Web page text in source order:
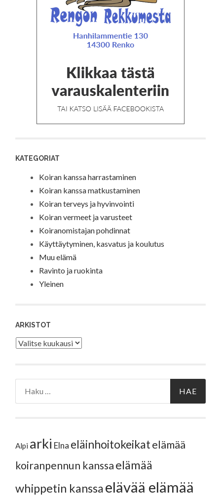
KATEGORIAT
Koiran kanssa harrastaminen
Koiran kanssa matkustaminen
Koiran terveys ja hyvinvointi
Koiran vermeet ja varusteet
Koiranomistajan pohdinnat
Käyttäytyminen, kasvatus ja koulutus
Muu elämä
Ravinto ja ruokinta
Yleinen
ARKISTOT
Arkistot
Alpi arki Elna eläinhoitokeikatelämää
koiranpennun kanssaelämää
whippetin kanssaelävää elämää